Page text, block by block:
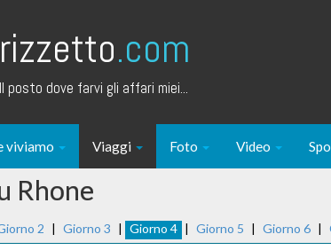
rizzetto.com
Il posto dove farvi gli affari miei...
viviamo Viaggi Foto Video
Rhone
2 | Giorno 3 | Giorno 4 | Giorno 5 | Giorno 6 |